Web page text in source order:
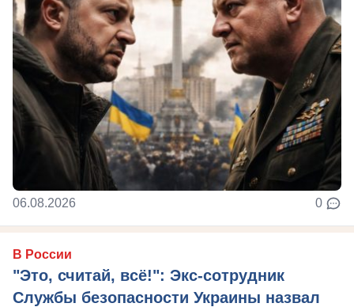
06.08.2026 0
В России
"Это, считай, всё!": Экс-сотрудник
Службы безопасности Украины назвал